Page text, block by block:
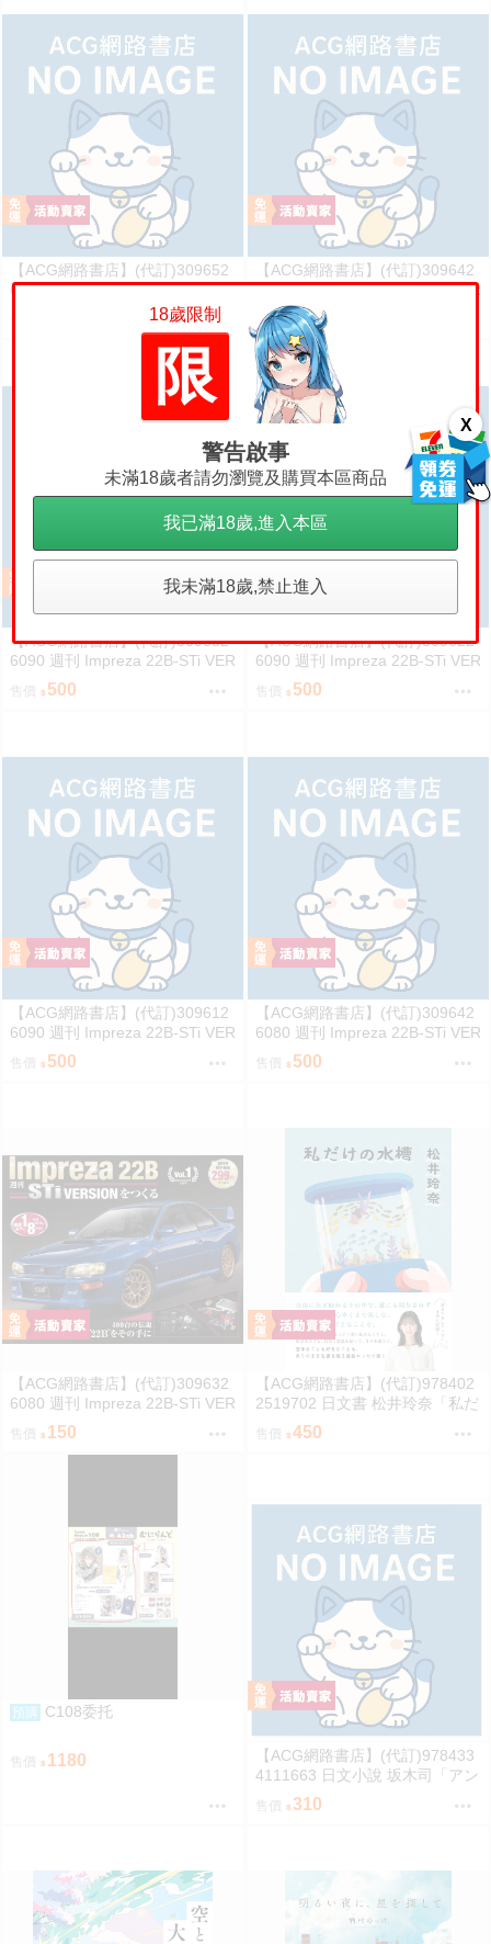
X
【ACG網路書店】(代訂)309652
6090 週刊 Impreza 22B-STi VER
【ACG網路書店】(代訂)309642
6090 週刊 Impreza 22B-STi VER
SION をつくる (6)
售價 500
【ACG網路書店】(代訂)309632
6090 週刊 Impreza 22B-STi VER
SION をつくる (5)
售價 500
【ACG網路書店】(代訂)309622
6090 週刊 Impreza 22B-STi VER
SION をつくる (4)
售價 500
【ACG網路書店】(代訂)309612
6090 週刊 Impreza 22B-STi VER
SION をつくる (3)
500
【ACG網路書店】(代訂)309642
6080 週刊 Impreza 22B-STi VER
SION をつくる (2)
500
【ACG網路書店】(代訂)309632
6080 週刊 Impreza 22B-STi VER
SION をつくる (1) 創刊號
售價 150
【ACG網路書店】(代訂)978402
2519702 日文書 松井玲奈「私だ
けの水槽」
售價 450
預購 C108委托
1180
【ACG網路書店】(代訂)978433
4111663 日文小說 坂木司「アン
と幸福」
310
18歲限制
限
警告啟事
未滿18歲者請勿瀏覽及購買本區商品
我已滿18歲,進入本區
我未滿18歲,禁止進入